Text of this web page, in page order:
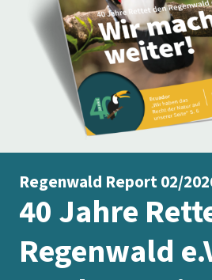
Regenwald Report 02/
40 Jahre
Regenwald